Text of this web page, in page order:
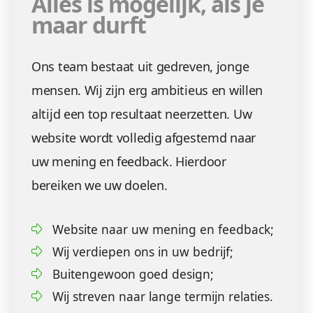
maar durft
Ons team bestaat uit gedreven, jonge
mensen. Wij zijn erg ambitieus en willen
altijd een top resultaat neerzetten. Uw
website wordt volledig afgestemd naar
uw mening en feedback. Hierdoor
bereiken we uw doelen.
Website naar uw mening en feedback;
Wij verdiepen ons in uw bedrijf;
Buitengewoon goed design;
Wij streven naar lange termijn relaties.